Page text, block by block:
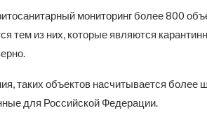
мониторинг более 800
тем из них, которые являются
таких объектов насчитывается более
для Российской Федерации.